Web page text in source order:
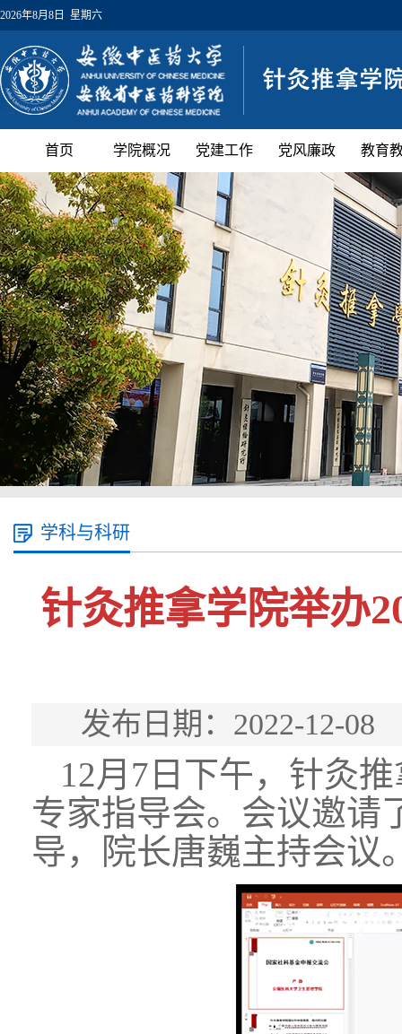
2026年8月8日 星期六
首页 学院概况 党建工作 党风廉政 教育
学科与科研
针灸推拿学院举办
发布日期：2022-12-
12月7日下午，针灸
专家指导会。会议邀请
导，院长唐巍主持会议